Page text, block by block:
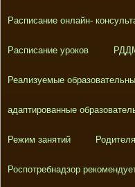
Расписание онлайн-
Расписание уроков
Реализуемые
адаптированные
Режим занятий
Роспотребнадзор